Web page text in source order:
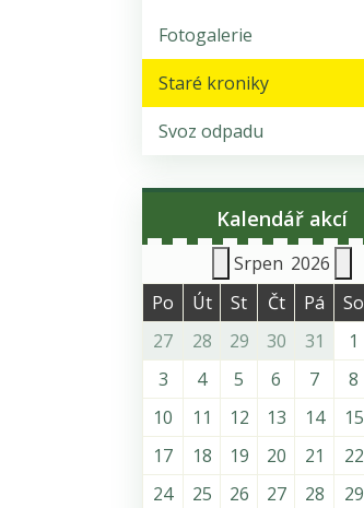
Fotogalerie
Staré kroniky
Svoz odpadu
Kalendář akcí
Srpen 2026
Po
Út St Čt Pá So
27
28 29 30 31 1
3
4 5 6 7 8
10
11 12 13 14 15
17
18 19 20 21 22
24
25 26 27 28 29